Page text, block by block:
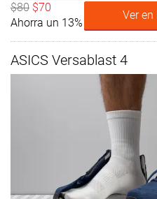
$80 $70
Ahorra un 13%
Ver
ASICS Versablast 4